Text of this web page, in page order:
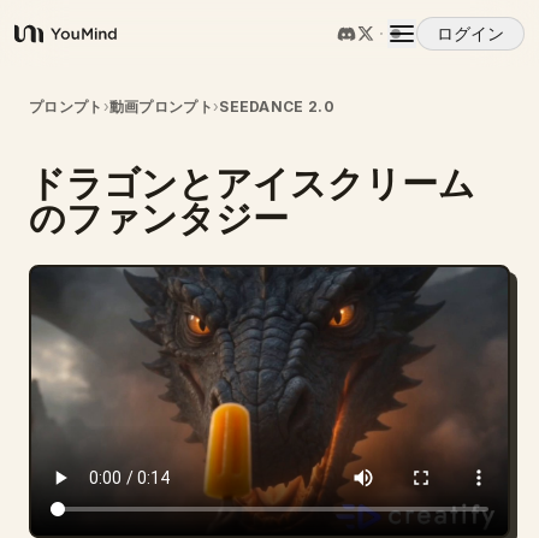
YouMind
ログイン
概要
ユースケース
スキル
プロンプト
料金
ダウンロード
プロンプト ›動画プロンプト ›SEEDANCE 2.0
ドラゴンとアイスクリーム
のファンタジー